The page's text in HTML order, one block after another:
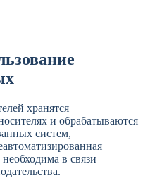
хранятся
и обрабатываются
систем,
в связи